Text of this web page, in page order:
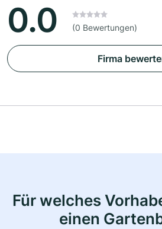
0.0 (0 Bewertungen)
Firma
Für welches
einen